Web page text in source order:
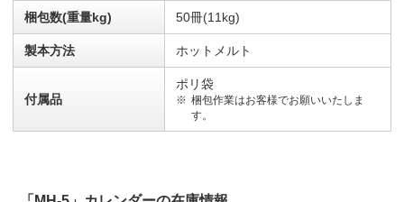
梱包数(重量kg) 50冊(11kg)
製本方法 ホットメルト
付属品
ポリ袋
梱包作業はお客様でお願いいたしま
す。